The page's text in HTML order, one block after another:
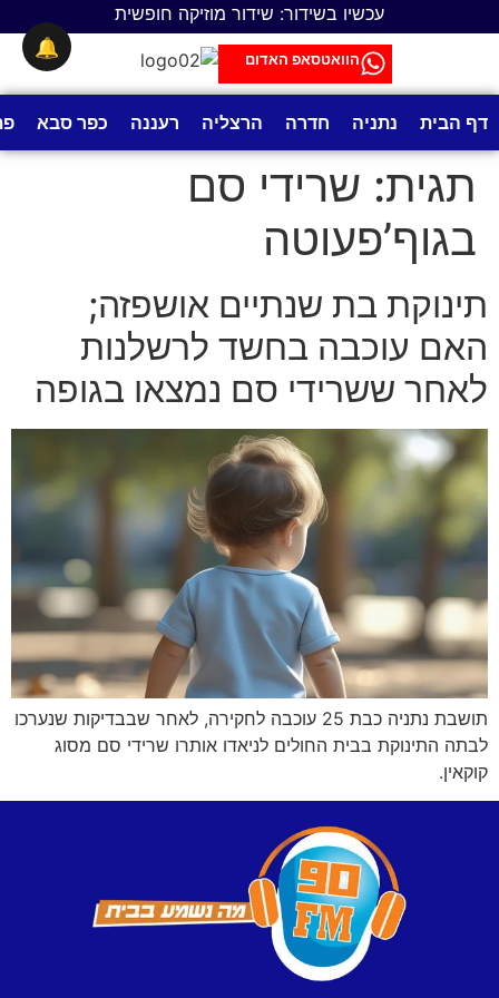
עכשיו בשידור: שידור מוזיקה חופשית
הוואטסאפ האדום
דף הבית נתניה חדרה הרצליה רעננה כפר סבא
תגית: שרידי סם
בגוף’פעוטה
תינוקת בת שנתיים אושפזה;
האם עוכבה בחשד לרשלנות
לאחר ששרידי סם נמצאו בגופה
תושבת נתניה כבת 25 עוכבה לחקירה, לאחר שבבדיקות שנערכו
לבתה התינוקת בבית החולים לניאדו אותרו שרידי סם מסוג
קוקאין.
🔔